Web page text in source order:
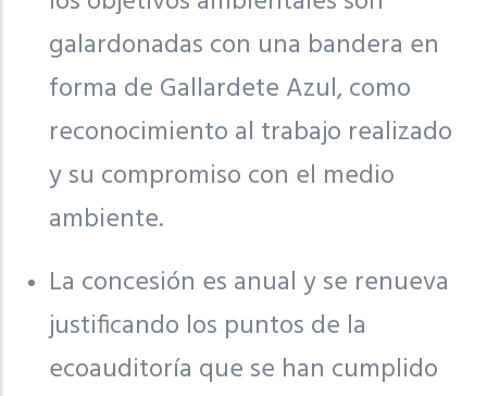
galardonadas con una bandera en
forma de Gallardete Azul, como
reconocimiento al trabajo realizado
y su compromiso con el medio
ambiente.
La concesión es anual y se renueva
justificando los puntos de la
ecoauditoría que se han cumplido